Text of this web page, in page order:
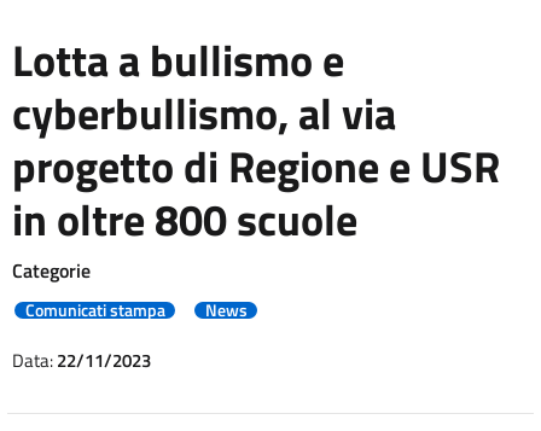
Lotta a bullismo e
cyberbullismo, al via
progetto di Regione e USR
in oltre 800 scuole
Categorie
Comunicati stampa News
Data:22/11/2023